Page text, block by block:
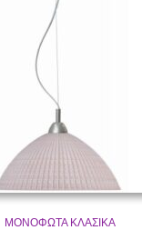
ΜΟΝΌΦΩΤΑ ΚΛΑΣΙΚΆ